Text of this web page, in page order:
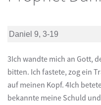
Daniel 9, 3-19
3Ich wandte mich an Gott,
bitten. Ich fastete, zog ein
auf meinen Kopf. 4Ich
bekannte meine Schuld